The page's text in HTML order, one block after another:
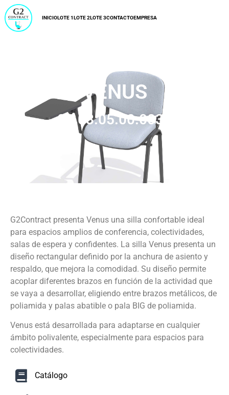
INICIOLOTE 1 LOTE 2LOTE 3CONTACTOEMPRESA
VENUS
01.03.05.00.0036
G2Contract presenta Venus una silla confortable ideal
para espacios amplios de conferencia, colectividades,
salas de espera y confidentes. La silla Venus presenta un
diseño rectangular definido por la anchura de asiento y
respaldo, que mejora la comodidad. Su diseño permite
acoplar diferentes brazos en función de la actividad que
se vaya a desarrollar, eligiendo entre brazos metálicos, de
poliamida y palas abatible o pala BIG de poliamida.
Venus está desarrollada para adaptarse en cualquier
ámbito polivalente, especialmente para espacios para
colectividades.
Catálogo